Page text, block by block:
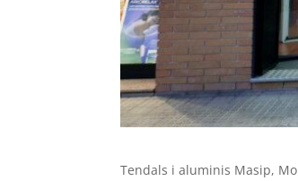
Tendals i aluminis Masip,